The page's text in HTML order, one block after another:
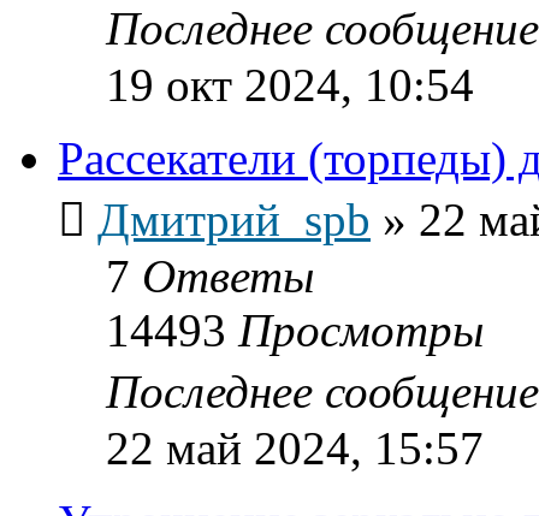
Последнее
19 окт 2024, 10:54
Рассекатели (торпеды)
Дмитрий_spb » 22
7 Ответы
14493 Просмотры
Последнее
22 май 2024, 15:57